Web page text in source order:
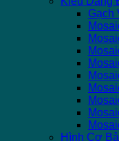
Gạch
Hình Cơ